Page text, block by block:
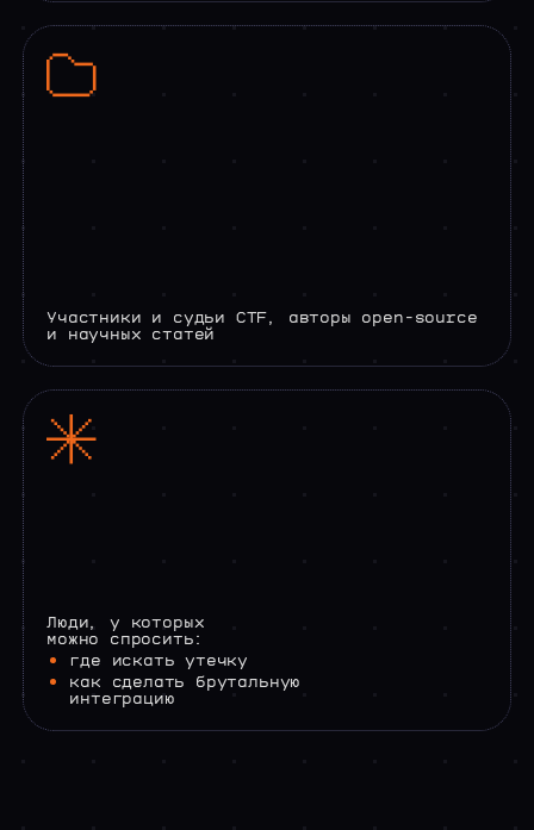
Участники и судьи CTF, авторы open-source
и научных статей
Люди, у которых
можно спросить:
где искать утечку
как сделать брутальную
интеграцию